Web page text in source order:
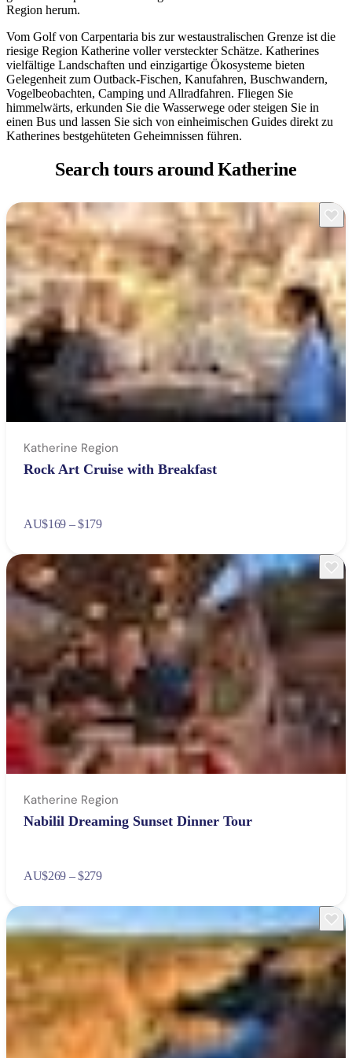
Sign
up
Region herum.
Vom Golf von Carpentaria bis zur westaustralischen Grenze ist die
riesige Region Katherine voller versteckter Schätze. Katherines
vielfältige Landschaften und einzigartige Ökosysteme bieten
Gelegenheit zum Outback-Fischen, Kanufahren, Buschwandern,
Vogelbeobachten, Camping und Allradfahren. Fliegen Sie
himmelwärts, erkunden Sie die Wasserwege oder steigen Sie in
einen Bus und lassen Sie sich von einheimischen Guides direkt zu
Katherines bestgehüteten Geheimnissen führen.
Search toursaround Katherine
Katherine Region
Rock Art Cruise with Breakfast
AU$169 – $179
Katherine Region
Nabilil Dreaming Sunset Dinner Tour
AU$269 – $279